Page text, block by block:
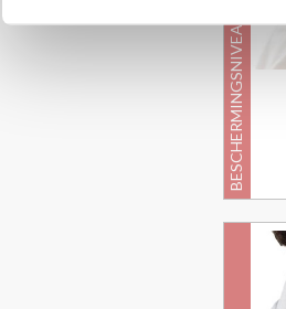
BESCHERMINGSNIVEAU 3